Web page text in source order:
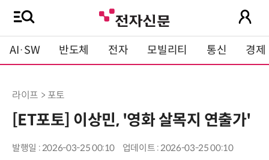
AI·SW 반도체 전자 모빌리티 통신 경제
라이프 > 포토
[ET포토] 이상민, '영화 살목지 연출가'
발행일 : 2026-03-25 00:10 업데이트 : 2026-03-25 00:10